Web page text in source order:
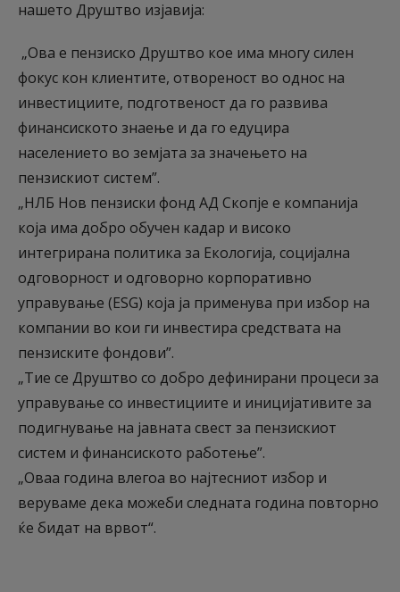
нашето Друштво изјавија:
„Ова е пензиско Друштво кое има многу силен
фокус кон клиентите, отвореност во однос на
инвестициите, подготвеност да го развива
финансиското знаење и да го едуцира
населението во земјата за значењето на
пензискиот систем”.
„НЛБ Нов пензиски фонд АД Скопје е компанија
која има добро обучен кадар и високо
интегрирана политика за Екологија, социјална
одговорност и одговорно корпоративно
управување (ESG) која ја применува при избор на
компании во кои ги инвестира средствата на
пензиските фондови”.
„Тие се Друштво со добро дефинирани процеси за
управување со инвестициите и иницијативите за
подигнување на јавната свест за пензискиот
систем и финансиското работење”.
„Оваа година влегоа во најтесниот избор и
веруваме дека можеби следната година повторно
ќе бидат на врвот“.